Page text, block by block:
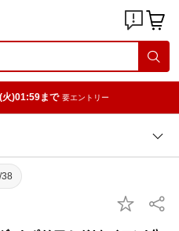
火)01:59まで 要エントリー
38